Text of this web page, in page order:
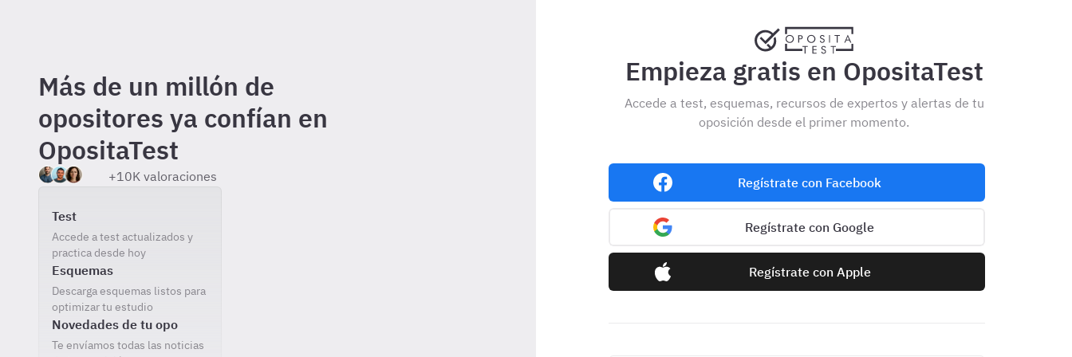
Empieza gratis en OpositaTest
Accede a test, esquemas, recursos de expertos y alertas de tu
oposición desde el primer momento.
Regístrate con Facebook
Regístrate con Google
Regístrate con Apple
Más de un millón de
opositores ya confían en
OpositaTest
+10K valoraciones
Incluido gratis al registrarte
Test
Accede a test actualizados y
practica desde hoy
Esquemas
Descarga esquemas listos para
optimizar tu estudio
Novedades de tu opo
Te envíamos todas las noticias